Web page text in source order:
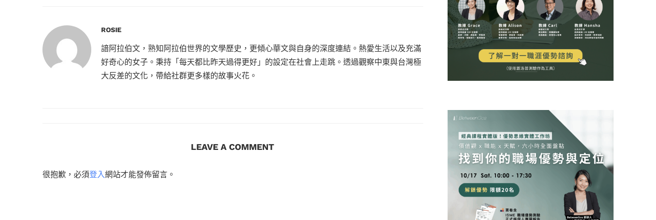
ROSIE
諳阿拉伯文，熟知阿拉伯世界的文學歷史，更傾心華文與自身的深度連結。熱愛生活以及充滿
好奇心的女子。秉持「每天都比昨天過得更好」的設定在社會上走跳。透過觀察中東與台灣極
大反差的文化，帶給社群更多樣的故事火花。
LEAVE A COMMENT
很抱歉，必須登入網站才能發佈留言。